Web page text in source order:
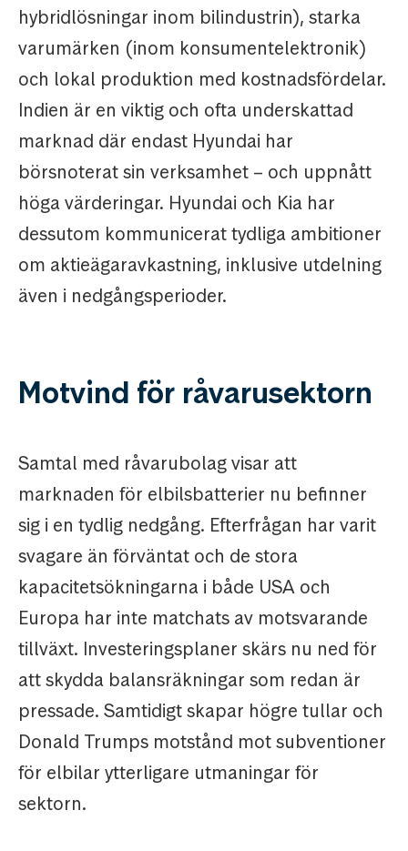
hybridlösningar inom bilindustrin), starka
varumärken (inom konsumentelektronik)
och lokal produktion med kostnadsfördelar.
Indien är en viktig och ofta underskattad
marknad där endast Hyundai har
börsnoterat sin verksamhet – och uppnått
höga värderingar. Hyundai och Kia har
dessutom kommunicerat tydliga ambitioner
om aktieägaravkastning, inklusive utdelning
även i nedgångsperioder.
Motvind för råvarusektorn
Samtal med råvarubolag visar att
marknaden för elbilsbatterier nu befinner
sig i en tydlig nedgång. Efterfrågan har varit
svagare än förväntat och de stora
kapacitetsökningarna i både USA och
Europa har inte matchats av motsvarande
tillväxt. Investeringsplaner skärs nu ned för
att skydda balansräkningar som redan är
pressade. Samtidigt skapar högre tullar och
Donald Trumps motstånd mot subventioner
för elbilar ytterligare utmaningar för
sektorn.